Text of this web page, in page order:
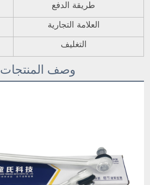
طريقة الدفع
العلامة التجارية
التغليف
وصف المنتجات